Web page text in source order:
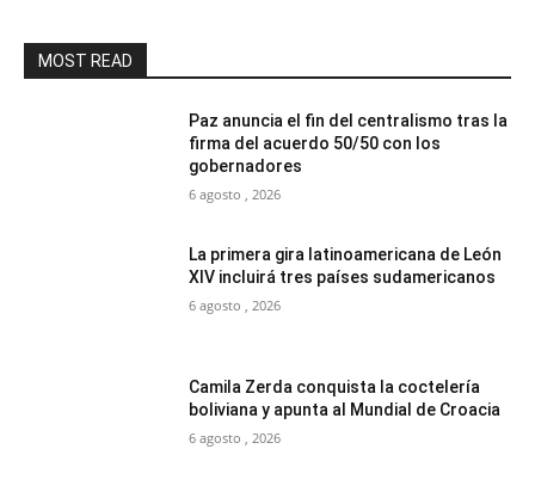
MOST READ
Paz anuncia el fin del centralismo tras la
firma del acuerdo 50/50 con los
gobernadores
6 agosto , 2026
La primera gira latinoamericana de León
XIV incluirá tres países sudamericanos
6 agosto , 2026
Camila Zerda conquista la coctelería
boliviana y apunta al Mundial de Croacia
6 agosto , 2026